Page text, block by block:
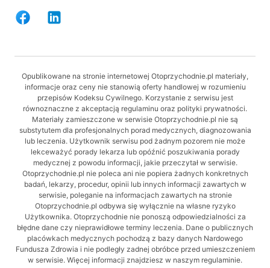
Opublikowane na stronie internetowej Otoprzychodnie.pl materiały,
informacje oraz ceny nie stanowią oferty handlowej w rozumieniu
przepisów Kodeksu Cywilnego. Korzystanie z serwisu jest
równoznaczne z akceptacją regulaminu oraz polityki prywatności.
Materiały zamieszczone w serwisie Otoprzychodnie.pl nie są
substytutem dla profesjonalnych porad medycznych, diagnozowania
lub leczenia. Użytkownik serwisu pod żadnym pozorem nie może
lekceważyć porady lekarza lub opóźnić poszukiwania porady
medycznej z powodu informacji, jakie przeczytał w serwisie.
Otoprzychodnie.pl nie poleca ani nie popiera żadnych konkretnych
badań, lekarzy, procedur, opinii lub innych informacji zawartych w
serwisie, poleganie na informacjach zawartych na stronie
Otoprzychodnie.pl odbywa się wyłącznie na własne ryzyko
Użytkownika. Otoprzychodnie nie ponoszą odpowiedzialności za
błędne dane czy nieprawidłowe terminy leczenia. Dane o publicznych
placówkach medycznych pochodzą z bazy danych Nardowego
Fundusza Zdrowia i nie podległy zadnej obróbce przed umieszczeniem
w serwisie. Więcej informacji znajdziesz w naszym regulaminie.